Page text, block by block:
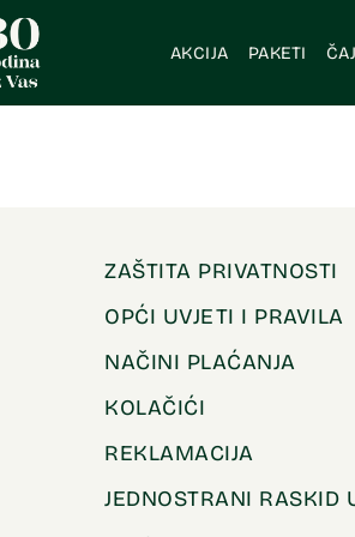
AKCIJA PAKETI
ZAŠTITA PRIVATNOSTI
OPĆI UVJETI I PRAVILA
NAČINI PLAĆANJA
KOLAČIĆI
REKLAMACIJA
JEDNOSTRANI RASKID